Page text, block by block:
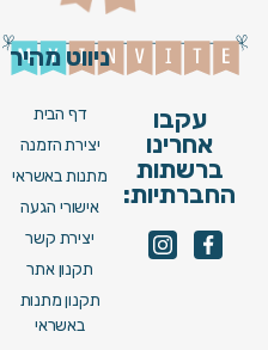
עקבו
אחרינו
ברשתות
החברתיות:
ניווט מהיר
דף הבית
יצירת הזמנה
מתנות באשראי
אישורי הגעה
יצירת קשר
תקנון אתר
תקנון מתנות
באשראי